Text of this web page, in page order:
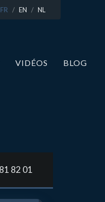
FR EN NL
VIDÉOS BLOG
82 01